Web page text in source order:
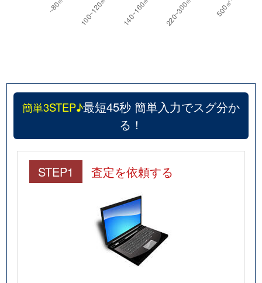
簡単3STEP♪最短45秒 簡単入力でスグ分か
る！
STEP1 査定を依頼する